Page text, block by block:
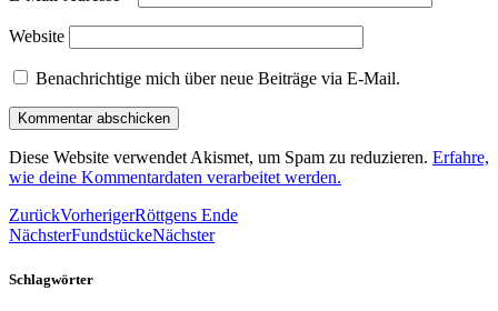
Website
Benachrichtige mich über neue Beiträge via E-Mail.
Diese Website verwendet Akismet, um Spam zu reduzieren. Erfahre,
wie deine Kommentardaten verarbeitet werden.
ZurückVorherigerRöttgens Ende
NächsterFundstückeNächster
Schlagwörter